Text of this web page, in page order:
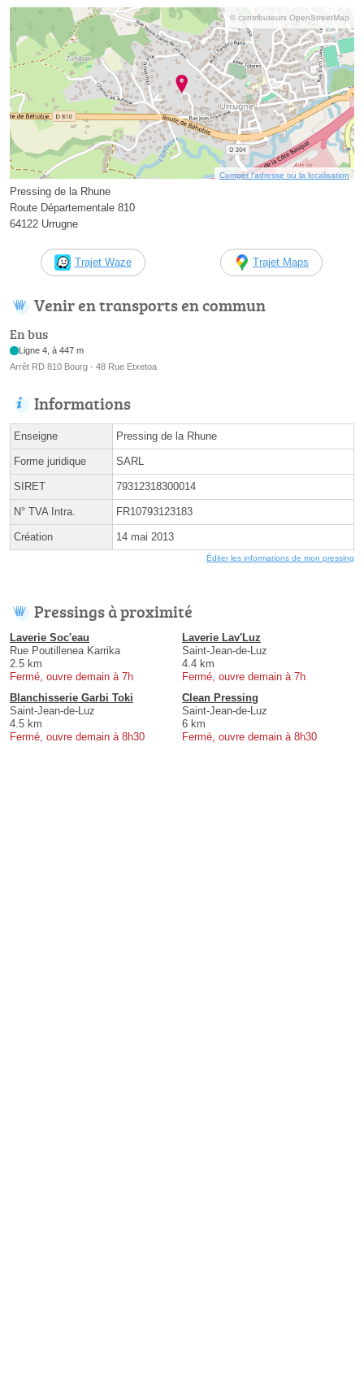
© contributeurs OpenStreetMap
Corriger l’adresse ou la localisation
Pressing de la Rhune
Route Départementale 810
64122 Urrugne
Trajet Waze Trajet Maps
Venir en transports en commun
En bus
Ligne 4, à 447 m
Arrêt RD 810 Bourg - 48 Rue Etxetoa
Informations
Enseigne Pressing de la Rhune
Forme juridique SARL
SIRET 79312318300014
N° TVA Intra. FR10793123183
Création 14 mai 2013
Éditer les informations de mon pressing
Pressings à proximité
Laverie Soc'eau
Rue Poutillenea Karrika
2.5 km
Fermé, ouvre demain à 7h
Laverie Lav'Luz
Saint-Jean-de-Luz
4.4 km
Fermé, ouvre demain à 7h
Blanchisserie Garbi Toki
Saint-Jean-de-Luz
4.5 km
Fermé, ouvre demain à 8h30
Clean Pressing
Saint-Jean-de-Luz
6 km
Fermé, ouvre demain à 8h30